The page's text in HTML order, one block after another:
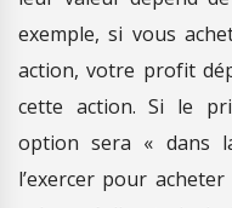
exemple, si vous
action, votre profit
cette action. Si le
option sera « dans
l’exercer pour